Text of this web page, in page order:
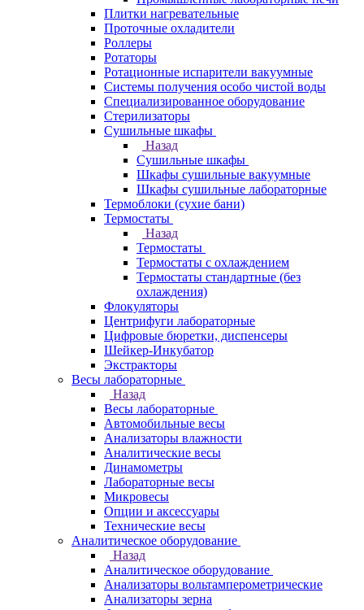
Плитки нагревательные
Проточные охладители
Роллеры
Ротаторы
Ротационные испарители вакуумные
Системы получения особо чистой воды
Специализированное оборудование
Стерилизаторы
Сушильные шкафы
Назад
Сушильные шкафы
Шкафы сушильные вакуумные
Шкафы сушильные лабораторные
Термоблоки (сухие бани)
Термостаты
Назад
Термостаты
Термостаты с охлаждением
Термостаты стандартные (без
охлаждения)
Флокуляторы
Центрифуги лабораторные
Цифровые бюретки, диспенсеры
Шейкер-Инкубатор
Экстракторы
Весы лабораторные
Назад
Весы лабораторные
Автомобильные весы
Анализаторы влажности
Аналитические весы
Динамометры
Лабораторные весы
Микровесы
Опции и аксессуары
Технические весы
Аналитическое оборудование
Назад
Аналитическое оборудование
Анализаторы вольтамперометрические
Анализаторы зерна